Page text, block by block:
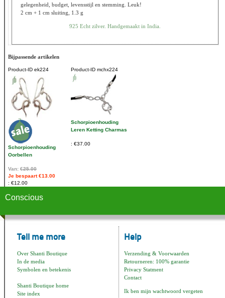
gelegenheid, budget, levensstijl en stemming. Leuk!
2 cm + 1 cm sluiting, 1.3 g
925 Echt zilver. Handgemaakt in India.
Bijpassende artikelen
Product-ID ek224
Schorpioenhouding
Oorbellen
Van: €25.00
Je bespaart €13.00
€12.00
Product-ID mchx224
Schorpioenhouding
Leren Ketting Charmas
€37.00
Conscious
Tell me more
Over Shanti Boutique
In de media
Symbolen en betekenis
Shanti Boutique home
Site index
Help
Verzending & Voorwaarden
Retourneren: 100% garantie
Privacy Statment
Contact
Ik ben mijn wachtwoord vergeten